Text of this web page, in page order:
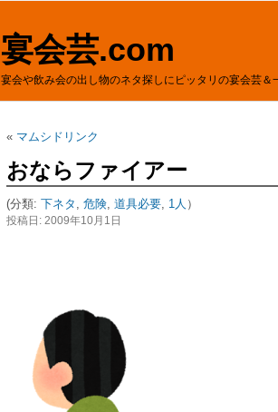
宴会芸.com
宴会や飲み会の出し物のネタ探しにピッタリの宴会芸＆
« マムシドリンク
おならファイアー
(分類: 下ネタ , 危険, 道具必要, 1人 ）
投稿日: 2009年10月1日